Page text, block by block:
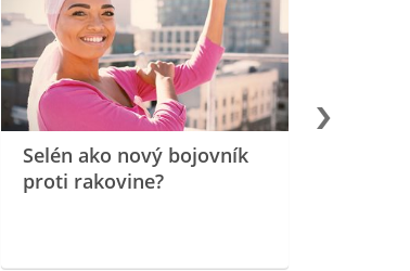
Selén ako nový bojovník
proti rakovine?